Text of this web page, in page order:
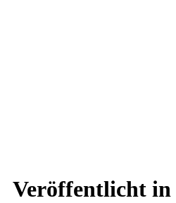
Veröffentlicht in